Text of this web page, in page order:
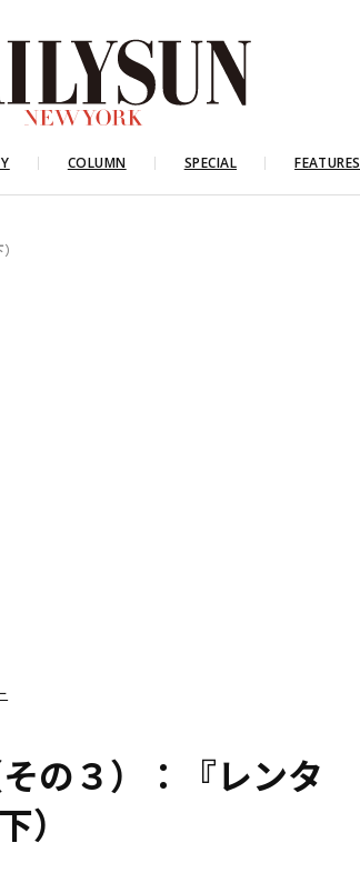
COLUMN SPECIAL FEATURES
の３）：『レンタ
）